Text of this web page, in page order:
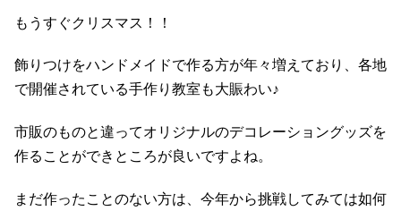
もうすぐクリスマス！！
飾りつけをハンドメイドで作る方が年々増えており、各地
で開催されている手作り教室も大賑わい♪
市販のものと違ってオリジナルのデコレーショングッズを
作ることができところが良いですよね。
まだ作ったことのない方は、今年から挑戦してみては如何